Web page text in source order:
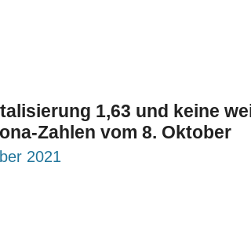
1,63 und keine
Zahlen vom 8. Oktober
2021